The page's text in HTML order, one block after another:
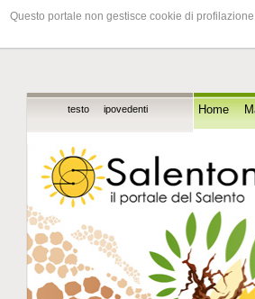
Questo portale non gestisce cookie di
testo ipovedenti Home